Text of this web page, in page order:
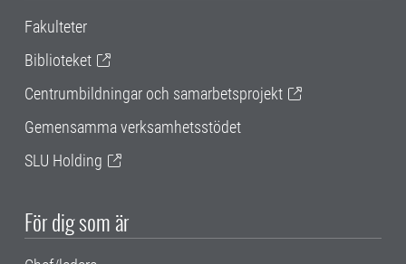
Fakulteter
Biblioteket
Centrumbildningar och samarbetsprojekt
Gemensamma verksamhetsstödet
SLU Holding
För dig som är